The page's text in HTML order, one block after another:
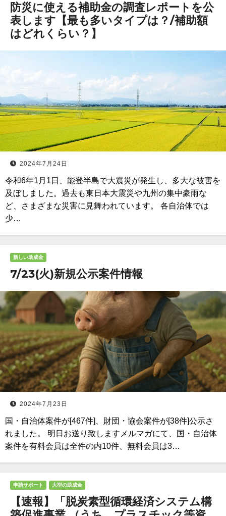
防災に使える補助金の調査レポートを公
表します【最も多いタイプは？/補助額
はどれくらい？】
2024年7月24日
令和6年1月1日、能登半島で大震災が発生し、多大な被害を
及ぼしました。過去も東日本大震災や九州の集中豪雨な
ど、さまざまな災害に見舞われています。 各自治体では
少…
新しい助成金
7/23(火)新規公示案件情報
2024年7月23日
国・自治体案件が[467件]、財団・協会案件が[38件]公示さ
れました。 明日お送り致しますメルマガにて、国・自治体
案件を有料会員は全件の内10件、無料会員は3…
申請サポート 大型の助成金
【速報】「脱炭素型循環経済システム構